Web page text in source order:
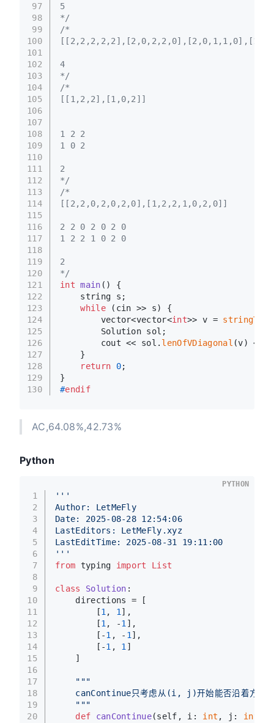
97
98
99
100
101
102
103
104
105
106
107
108
109
110
111
112
113
114
115
116
117
118
119
120
121
122
123
124
125
126
127
128
129
130
5
*/
/*
4
*/
/*
[[1,2,2],[1,0,2]]
1 2 2
1 0 2
2
*/
/*
[[2,2,0,2,0,2,0],[1,2,2,1,0,2,0]]
2 2 0 2 0 2 0
1 2 2 1 0 2 0
2
*/
int main ()
{
    string s;
while (cin >> s) {
        vector<vector<
int>> v =
        Solution sol;
        cout << sol.
lenOfVDiagonal (v) <<
    }
return
0;
}
#endif
AC,64.08%,42.73%
Python
1
2
3
4
5
6
7
8
9
10
11
12
13
14
15
16
17
18
19
20
'''
Author: LetMeFly
Date: 2025-08-28 12:54:06
LastEditors: LetMeFly.xyz
LastEditTime: 2025-08-31 19:11:00
'''
from typing import List
class Solution :
    directions = [
        [
1 , 1 ],
        [
1 , -1 ],
        [-
1 , - 1 ],
        [-
1 , 1 ]
    ]
"""
canContinue只考虑从(i, j)开始能否沿着方向d
    """
def
canContinue(self, i: int , j: int
PYTHON